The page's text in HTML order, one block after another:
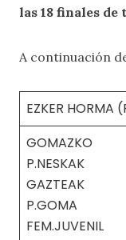
las 18 finales
A continuación
EZKER HORMA
GOMAZKO
P.NESKAK
GAZTEAK
P.GOMA
FEM.JUVENIL